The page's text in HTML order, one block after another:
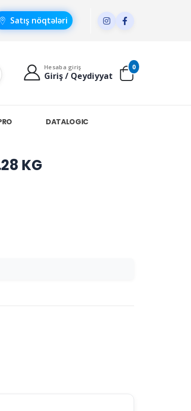
Satış nöqtələri
Hesaba giriş
Giriş / Qeydiyyat
0
DATALOGIC
KG